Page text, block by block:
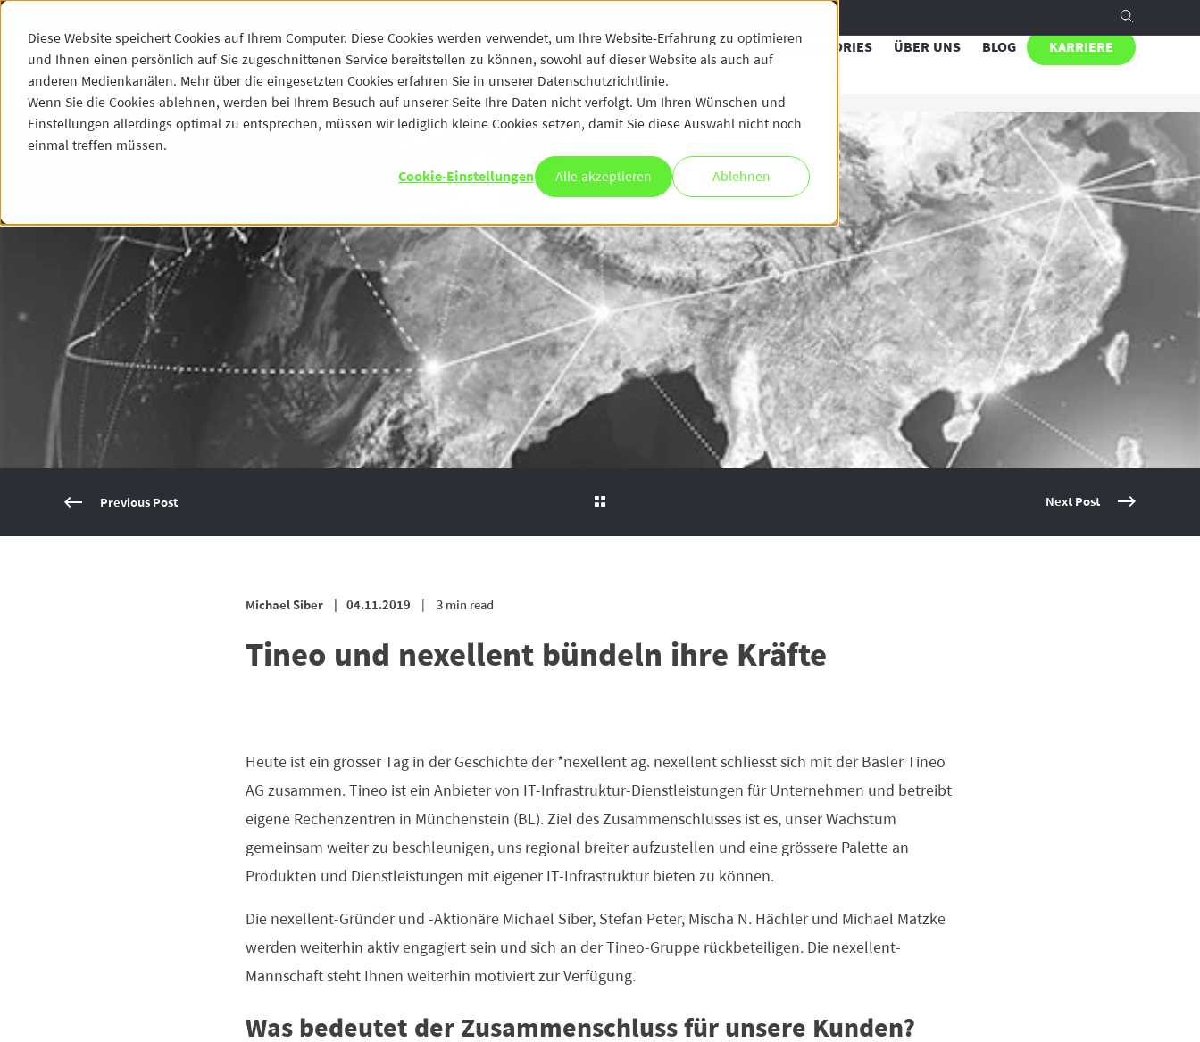
Diese Website speichert Cookies auf Ihrem Computer. Diese Cookies werden verwendet, um Ihre Website-Erfahrung zu optimieren
und Ihnen einen persönlich auf Sie zugeschnittenen Service bereitstellen zu können, sowohl auf dieser Website als auch auf
anderen Medienkanälen. Mehr über die eingesetzten Cookies erfahren Sie in unserer Datenschutzrichtlinie.
Wenn Sie die Cookies ablehnen, werden bei Ihrem Besuch auf unserer Seite Ihre Daten nicht verfolgt. Um Ihren Wünschen und
Einstellungen allerdings optimal zu entsprechen, müssen wir lediglich kleine Cookies setzen, damit Sie diese Auswahl nicht noch
einmal treffen müssen.
Cookie-Einstellungen Alle akzeptieren Ablehnen
ANGEBOT CUSTOMER STORIES ÜBER UNS BLOG KARRIERE
Previous Post Next Post
Michael Siber 04.11.2019 3 min read
Tineo und nexellent bündeln ihre Kräfte
Heute ist ein grosser Tag in der Geschichte der *nexellent ag. nexellent schliesst sich mit der Basler Tineo
AG zusammen. Tineo ist ein Anbieter von IT-Infrastruktur-Dienstleistungen für Unternehmen und betreibt
eigene Rechenzentren in Münchenstein (BL). Ziel des Zusammenschlusses ist es, unser Wachstum
gemeinsam weiter zu beschleunigen, uns regional breiter aufzustellen und eine grössere Palette an
Produkten und Dienstleistungen mit eigener IT-Infrastruktur bieten zu können.
Die nexellent-Gründer und -Aktionäre Michael Siber, Stefan Peter, Mischa N. Hächler und Michael Matzke
werden weiterhin aktiv engagiert sein und sich an der Tineo-Gruppe rückbeteiligen. Die nexellent-
Mannschaft steht Ihnen weiterhin motiviert zur Verfügung.
Was bedeutet der Zusammenschluss für unsere Kunden?